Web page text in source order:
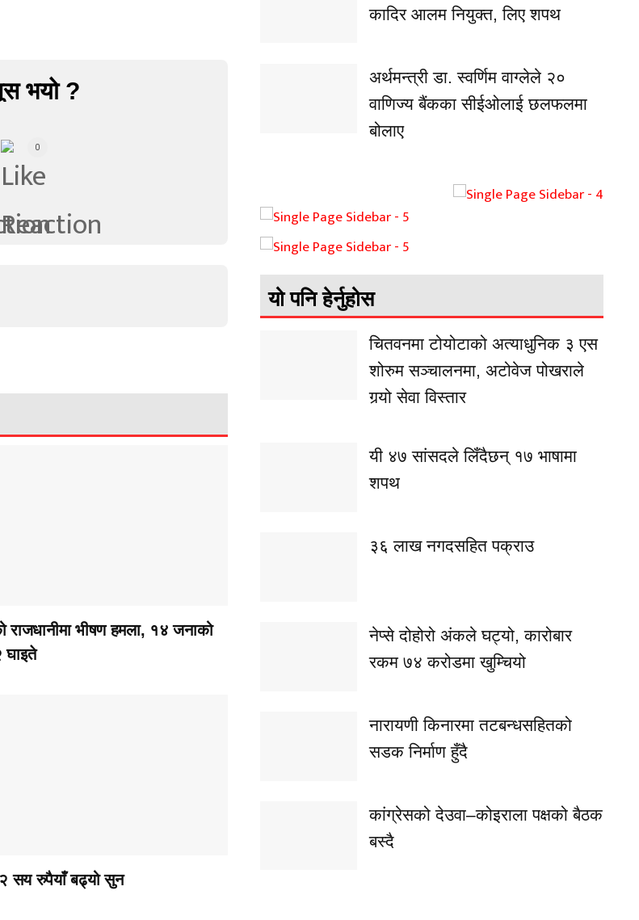
भयो ?
0
राजधानीमा भीषण हमला, १४ जनाको
घाइते
सय रुपैयाँ बढ्यो सुन
कादिर आलम नियुक्त, लिए शपथ
अर्थमन्त्री डा. स्वर्णिम वाग्लेले २०
वाणिज्य बैंकका सीईओलाई छलफलमा
बोलाए
यो पनि हेर्नुहोस
चितवनमा टोयोटाको अत्याधुनिक ३ एस
शोरुम सञ्चालनमा, अटोवेज पोखराले
गर्‍यो सेवा विस्तार
यी ४७ सांसदले लिँदैछन् १७ भाषामा
शपथ
३६ लाख नगदसहित पक्राउ
नेप्से दोहोरो अंकले घट्यो, कारोबार
रकम ७४ करोडमा खुम्चियो
नारायणी किनारमा तटबन्धसहितको
सडक निर्माण हुँदै
कांग्रेसको देउवा–कोइराला पक्षको बैठक
बस्दै